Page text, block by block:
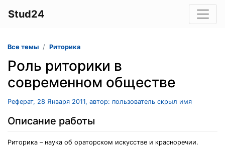
Stud24
Все темы Риторика
Роль риторики в
современном обществе
Реферат, 28 Января 2011, автор: пользователь скрыл имя
Описание работы
Риторика – наука об ораторском искусстве и красноречии.